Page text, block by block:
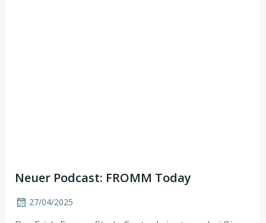
Neuer Podcast: FROMM Today
27/04/2025